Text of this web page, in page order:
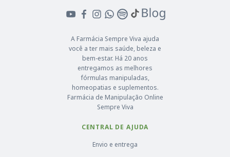
A Farmácia Sempre Viva ajuda
você a ter mais saúde, beleza e
bem-estar. Há 20 anos
entregamos as melhores
fórmulas manipuladas,
homeopatias e suplementos.
Farmácia de Manipulação Online
Sempre Viva
CENTRAL DE AJUDA
Envio e entrega